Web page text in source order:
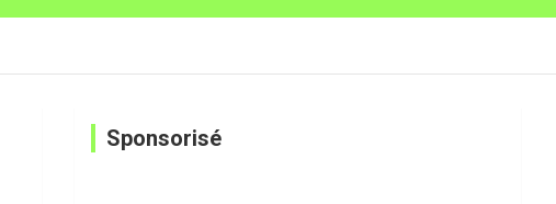
Sponsorisé